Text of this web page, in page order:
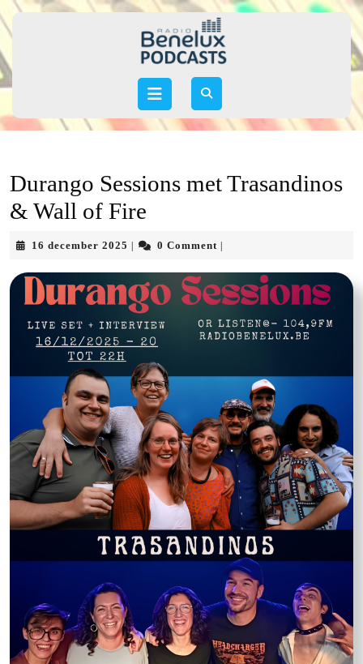
Skip
to
Open
Durango Sessions met Trasandinos
& Wall of Fire
16 december 2025 16
2025
0 Comment